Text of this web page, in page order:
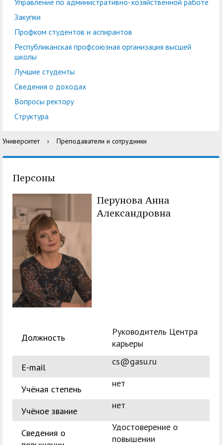
Международная
деятельность
Управление по
административно-
Закупки
Республиканская
организация высшей
школы
Вопросы ректору
Центр тестирования
иностранных граждан
по русскому языку
Центр развития
компетенций
Центр русского языка
представителей)
несовершеннолетних
Образовательный
модуль «Обучение
служением»
Информация о
предоставлении
Управление по административно-хозяйственной работе
Закупки
Профком студентов и аспирантов
Республиканская профсоюзная организация высшей
школы
Лучшие студенты
Сведения о доходах
Вопросы ректору
Структура
Университет › Преподаватели и сотрудники
Персоны
Перунова Анна
Александровна
Должность
Руководитель Центра
карьеры
E-mail
cs@gasu.ru
Учёная степень
нет
Учёное звание
нет
Сведения о
Удостоверение о
повышении